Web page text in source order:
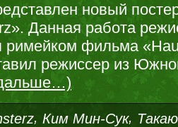
новый
Данная работа
римейком фильма
режиссер из
, Ким Мин-Сук,